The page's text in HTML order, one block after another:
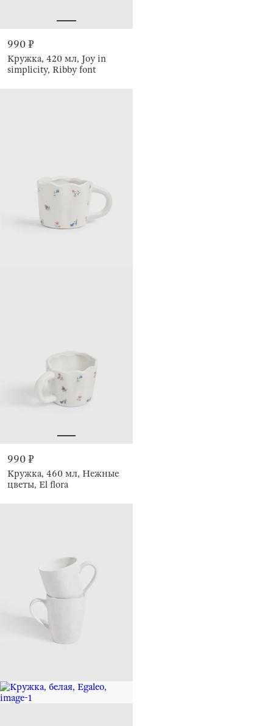
990 ₽
Кружка, 420 мл, Joy in
simplicity, Ribby font
990 ₽
Кружка, 460 мл, Нежные
цветы, El flora